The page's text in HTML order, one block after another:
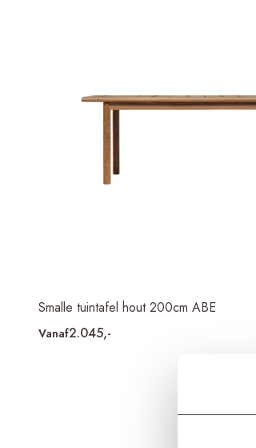
Smalle tuintafel hout 200cm ABE
Vanaf2.045,-